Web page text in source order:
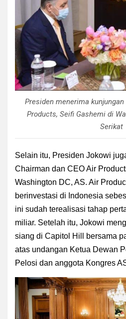
Presiden menerima kunjungan
Products, Seifi Gashemi di
Serikat
Selain itu, Presiden Jokowi
Chairman dan CEO Air
Washington DC, AS. Air
berinvestasi di Indonesia
ini sudah terealisasi tahap
miliar. Setelah itu, Jokowi
siang di Capitol Hill bersama
atas undangan Ketua Dewan
Pelosi dan anggota Kongres